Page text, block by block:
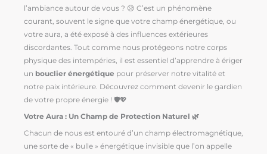
l’ambiance autour de vous ? 😥 C’est un phénomène
courant, souvent le signe que votre champ énergétique, ou
votre aura, a été exposé à des influences extérieures
discordantes. Tout comme nous protégeons notre corps
physique des intempéries, il est essentiel d’apprendre à ériger
un bouclier énergétique pour préserver notre vitalité et
notre paix intérieure. Découvrez comment devenir le gardien
de votre propre énergie ! 🛡️💖
Votre Aura : Un Champ de Protection Naturel 🌿
Chacun de nous est entouré d’un champ électromagnétique,
une sorte de « bulle » énergétique invisible que l’on appelle